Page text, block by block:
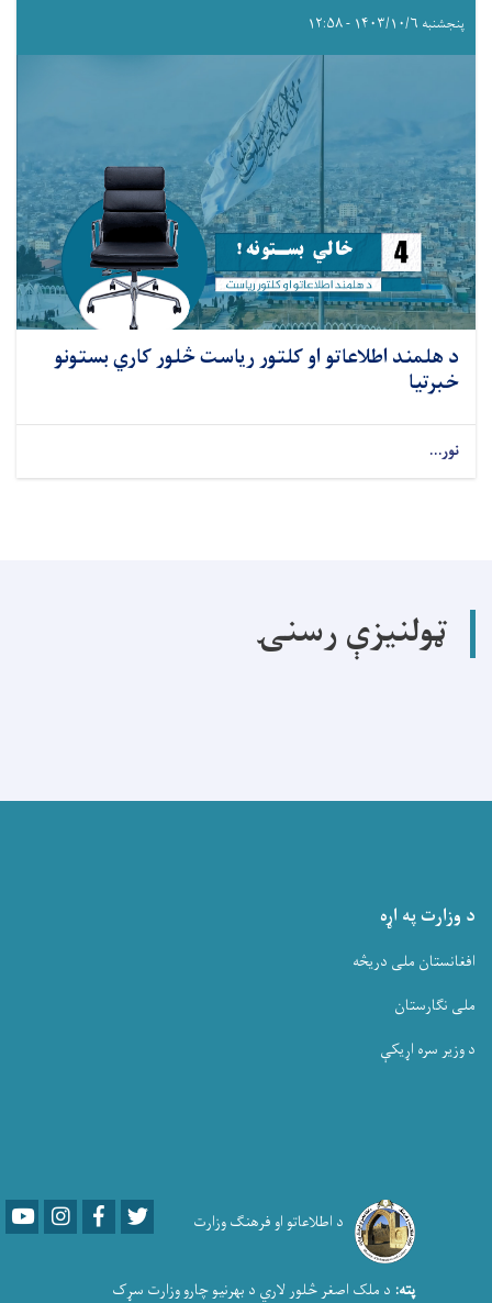
پنجشنبه ۱۴۰۳/۱۰/۶ - ۱۲:۵۸
د هلمند اطلاعاتو او کلتور ریاست څلور کاري بستونو
خبرتیا
نور...
ټولنیزې رسنۍ
د وزارت په اړه
افغانستان ملی دریڅه
ملی نگارستان
د وزیر سره اړیکې
د اطلاعاتو او فرهنګ وزارت YoutubeLinkedInFacebook
پته: د ملک اصغر څلور لاري د بهرنیو چارو وزارت سړک